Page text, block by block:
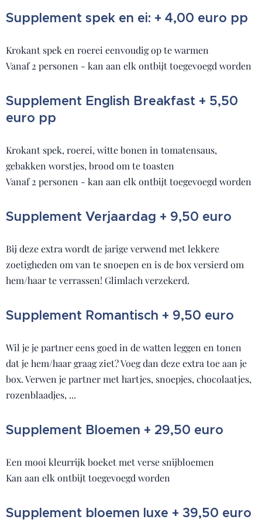
Supplement spek en ei: + 4,00 euro pp
Krokant spek en roerei eenvoudig op te warmen
Vanaf 2 personen - kan aan elk ontbijt toegevoegd worden
Supplement English Breakfast + 5,50
euro pp
Krokant spek, roerei, witte bonen in tomatensaus,
gebakken worstjes, brood om te toasten
Vanaf 2 personen - kan aan elk ontbijt toegevoegd worden
Supplement Verjaardag + 9,50 euro
Bij deze extra wordt de jarige verwend met lekkere
zoetigheden om van te snoepen en is de box versierd om
hem/haar te verrassen! Glimlach verzekerd.
Supplement Romantisch + 9,50 euro
Wil je je partner eens goed in de watten leggen en tonen
dat je hem/haar graag ziet? Voeg dan deze extra toe aan je
box. Verwen je partner met hartjes, snoepjes, chocolaatjes,
rozenblaadjes, ...
Supplement Bloemen + 29,50 euro
Een mooi kleurrijk boeket met verse snijbloemen
Kan aan elk ontbijt toegevoegd worden
Supplement bloemen luxe + 39,50 euro